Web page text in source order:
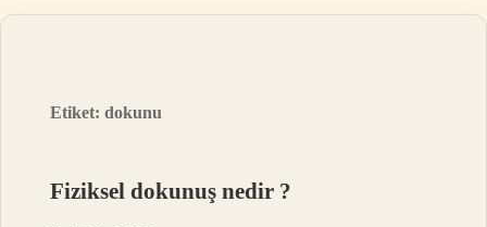
Etiket:dokunu
Fiziksel dokunuş nedir ?